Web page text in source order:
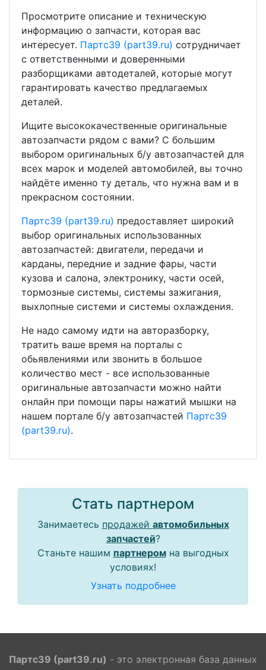
Просмотрите описание и техническую
информацию о запчасти, которая вас
интересует. Партс39 (part39.ru) сотрудничает
с ответственными и доверенными
разборщиками автодеталей, которые могут
гарантировать качество предлагаемых
деталей.
Ищите высококачественные оригинальные
автозапчасти рядом с вами? С большим
выбором оригинальных б/у автозапчастей для
всех марок и моделей автомобилей, вы точно
найдёте именно ту деталь, что нужна вам и в
прекрасном состоянии.
Партс39 (part39.ru) предоставляет широкий
выбор оригинальных использованных
автозапчастей: двигатели, передачи и
карданы, передние и задние фары, части
кузова и салона, электронику, части осей,
тормозные системы, системы зажигания,
выхлопные системи и системы охлаждения.
Не надо самому идти на авторазборку,
тратить ваше время на порталы с
обьявлениями или звонить в большое
количество мест - все использованные
оригинальные автозапчасти можно найти
онлайн при помощи пары нажатий мышки на
нашем портале б/у автозапчастей Партс39
(part39.ru).
Стать партнером
Занимаетесь продажей автомобильных
запчастей?
Станьте нашим партнеромна выгодных
условиях!
Узнать подробнее
Партс39 (part39.ru) - это электронная база данных